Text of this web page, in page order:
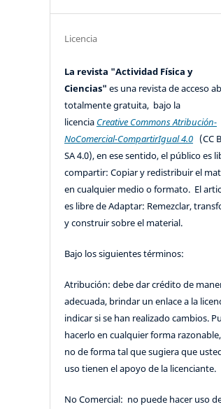
Licencia
La revista "Actividad Física y
Ciencias"es una revista de acceso
totalmente gratuita, bajo la
licencia Creative Commons Atribución-
NoComercial-CompartirIgual 4.0 (CC
SA 4.0), en ese sentido, el público es
compartir: Copiar y redistribuir el
en cualquier medio o formato. El
es libre de Adaptar: Remezclar,
y construir sobre el material.
Bajo los siguientes términos:
Atribución: debe dar crédito de
adecuada, brindar un enlace a la
indicar si se han realizado cambios.
hacerlo en cualquier forma
no de forma tal que sugiera que
uso tienen el apoyo de la licenciante.
No Comercial: no puede hacer uso